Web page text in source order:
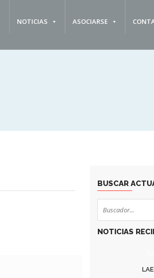
NOTICIAS ASOCIARSE
BUSCAR
NOTICIAS